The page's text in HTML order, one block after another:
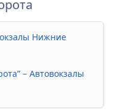
Нижние
– Автовокзалы